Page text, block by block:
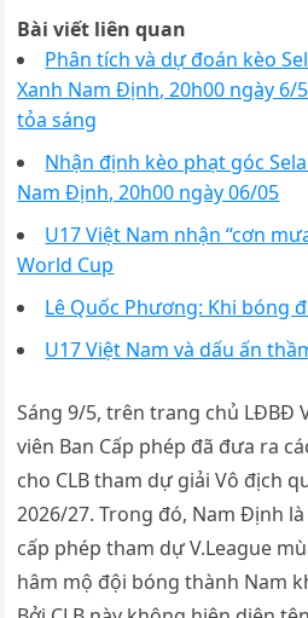
Bài viết liên quan
Phân tích và dự đoán kèo
Xanh Nam Định, 20h00 ngày 6/
tỏa sáng
Nhận định kèo phạt góc
Nam Định, 20h00 ngày 06/05
U17 Việt Nam nhận “cơn
World Cup
Lê Quốc Phương: Khi bóng
U17 Việt Nam và dấu ấn
Sáng 9/5, trên trang chủ LĐBĐ
viên Ban Cấp phép đã đưa ra
cho CLB tham dự giải Vô địch
2026/27. Trong đó, Nam Định
cấp phép tham dự V.League
hâm mộ đội bóng thành Nam